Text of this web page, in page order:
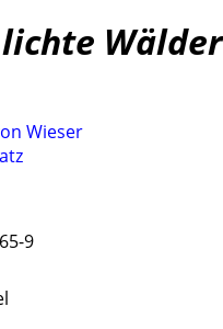
Wälder
Wieser
9